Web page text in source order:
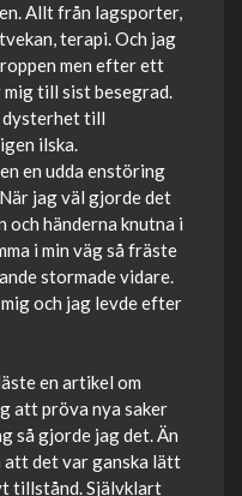
Allt från lagsporter,
terapi. Och jag
men efter ett
mig till sist besegrad.
dysterhet till
ilska.
en udda enstöring
jag väl gjorde det
och händerna knutna i
i min väg så fräste
stormade vidare.
och jag levde efter
en artikel om
att pröva nya saker
så gjorde jag det. Än
det var ganska lätt
tillstånd. Självklart